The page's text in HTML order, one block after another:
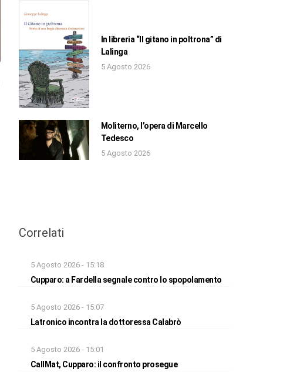
In libreria “Il gitano in poltrona” di
Lalinga
5 Agosto 2026
Moliterno, l’opera di Marcello
Tedesco
5 Agosto 2026
Correlati
5 Agosto 2026 - 15:18
Cupparo: a Fardella segnale contro lo spopolamento
5 Agosto 2026 - 15:07
Latronico incontra la dottoressa Calabrò
5 Agosto 2026 - 15:01
CallMat, Cupparo: il confronto prosegue